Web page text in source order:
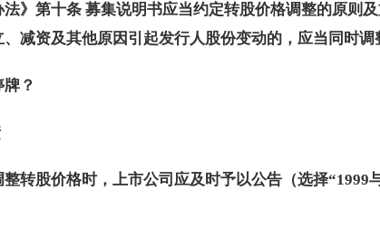
法》第十条 募集说明书应当约定转股价格调整的原则
减资及其他原因引起发行人股份变动的，应当同时调
？
转股价格时，上市公司应及时予以公告（选择“1999